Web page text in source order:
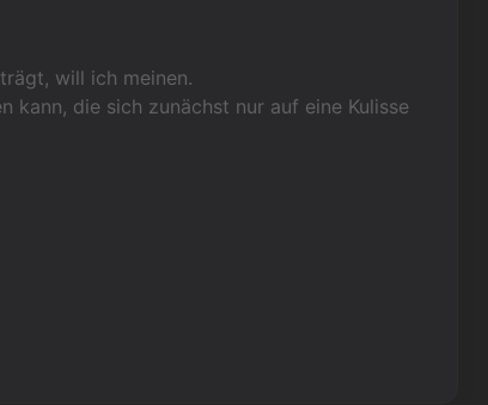
will ich meinen.
kann, die sich zunächst nur auf eine Kulisse